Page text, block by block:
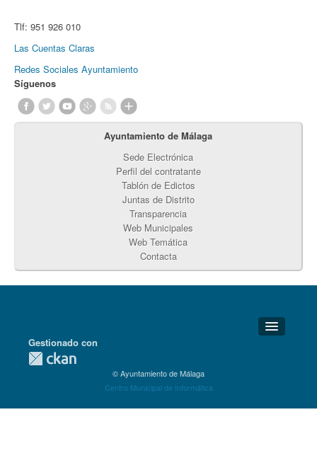
Tlf: 951 926 010
Las Cuentas Claras
Redes Sociales Ayuntamiento
Síguenos
Ayuntamiento de Málaga
Sede Electrónica
Perfil del contratante
Tablón de Edictos
Juntas de Distrito
Transparencia
Web Municipales
Web Temática
Contacta
Detalles Técnicos
Gestionado con
© Ayuntamiento de Málaga
Centro Municipal de Informática